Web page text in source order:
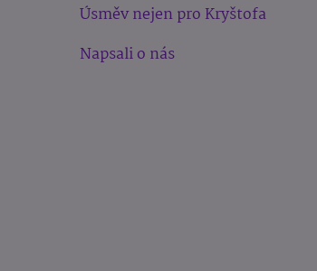
Úsměv nejen pro Kryštofa
Napsali o nás